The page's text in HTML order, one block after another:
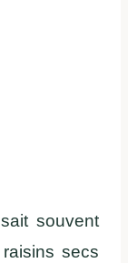
souvent
secs